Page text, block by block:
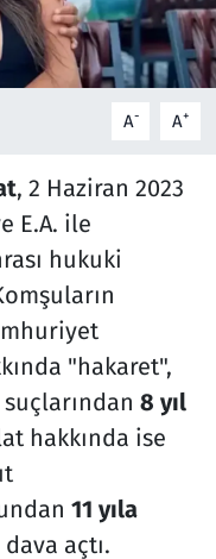
A- A+
, 2 Haziran 2023
E.A. ile
hukuki
"hakaret",
8 yıl
hakkında ise
11 yıla
açtı.